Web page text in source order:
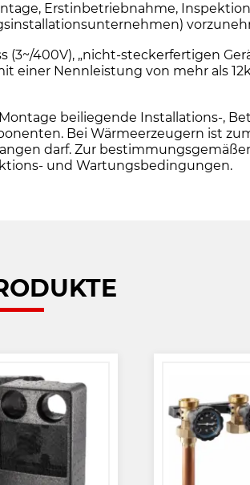
Erstinbetriebnahme,
400V), „nicht-steckerfertigen
einer Nennleistung von mehr als
beiliegende Installations-,
Bei Wärmeerzeugern ist
darf. Zur
und Wartungsbedingungen.